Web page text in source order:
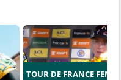
TOUR DE FRANCE